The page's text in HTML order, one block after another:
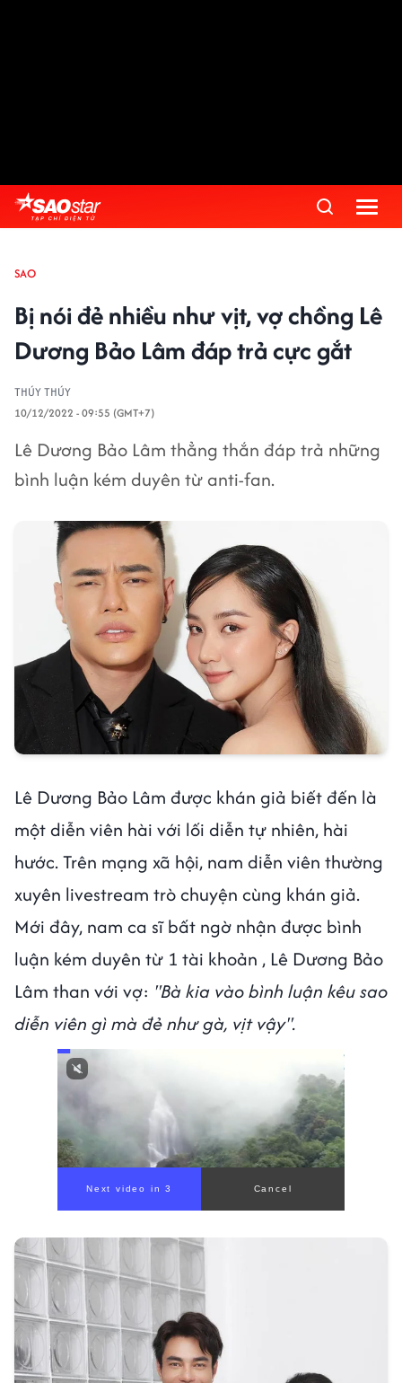
SAO
Bị nói đẻ nhiều như vịt, vợ chồng Lê
Dương Bảo Lâm đáp trả cực gắt
THÚY THÚY
10/12/2022 - 09:55 (GMT+7)
Lê Dương Bảo Lâm thẳng thắn đáp trả những
bình luận kém duyên từ anti-fan.
Lê Dương Bảo Lâm được khán giả biết đến là
một diễn viên hài với lối diễn tự nhiên, hài
hước. Trên mạng xã hội, nam diễn viên thường
xuyên livestream trò chuyện cùng khán giả.
Mới đây, nam ca sĩ bất ngờ nhận được bình
luận kém duyên từ 1 tài khoản , Lê Dương Bảo
Lâm than với vợ: "Bà kia vào bình luận kêu sao
diễn viên gì mà đẻ như gà, vịt vậy".
Next video in 1 Cancel